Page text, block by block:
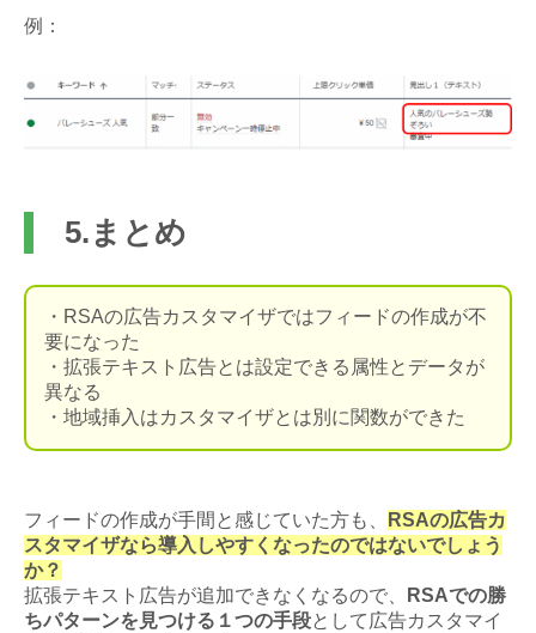
例：
5.まとめ
・RSAの広告カスタマイザではフィードの作成が不
要になった
・拡張テキスト広告とは設定できる属性とデータが
異なる
・地域挿入はカスタマイザとは別に関数ができた
フィードの作成が手間と感じていた方も、
RSAの広告カ
スタマイザなら導入しやすくなったのではないでしょう
か？
拡張テキスト広告が追加できなくなるので、
RSAでの勝
ちパターンを見つける１つの手段として広告カスタマイ